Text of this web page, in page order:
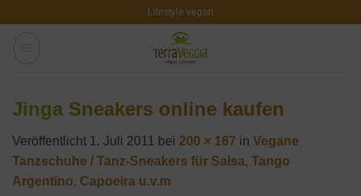
Lifestyle vegan
Jinga Sneakers online kaufen
Veröffentlicht 1. Juli 2011 bei 200 × 167 in Vegane
Tanzschuhe / Tanz-Sneakers für Salsa, Tango
Argentino, Capoeira u.v.m